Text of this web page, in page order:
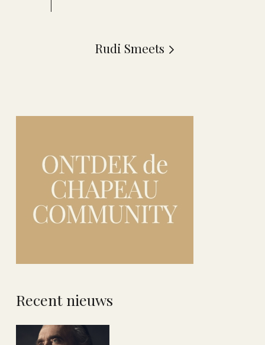
Rudi Smeets
Recent nieuws